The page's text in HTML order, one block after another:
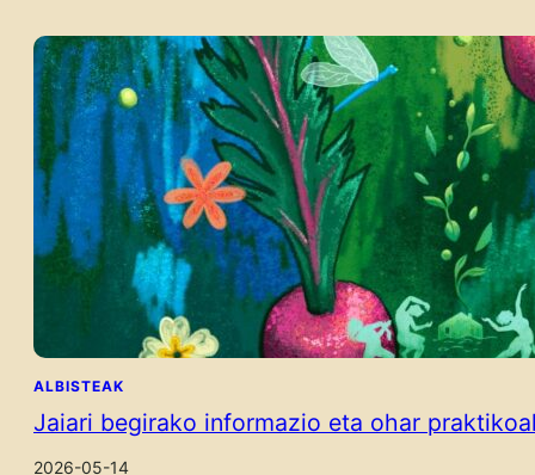
ALBISTEAK
Jaiari begirako informazio eta ohar
2026-05-14